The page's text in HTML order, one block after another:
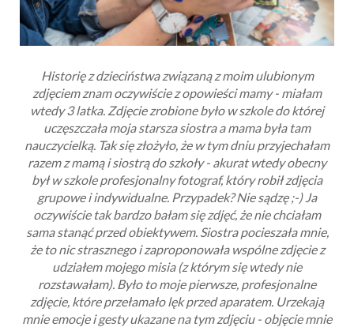
Historię z dzieciństwa związaną z moim ulubionym
zdjęciem znam oczywiście z opowieści mamy - miałam
wtedy 3 latka. Zdjęcie zrobione było w szkole do której
uczęszczała moja starsza siostra a mama była tam
nauczycielką. Tak się złożyło, że w tym dniu przyjechałam
razem z mamą i siostrą do szkoły - akurat wtedy obecny
był w szkole profesjonalny fotograf, który robił zdjęcia
grupowe i indywidualne. Przypadek? Nie sądzę ;-) Ja
oczywiście tak bardzo bałam się zdjęć, że nie chciałam
sama stanąć przed obiektywem. Siostra pocieszała mnie,
że to nic strasznego i zaproponowała wspólne zdjęcie z
udziałem mojego misia (z którym się wtedy nie
rozstawałam). Było to moje pierwsze, profesjonalne
zdjęcie, które przełamało lęk przed aparatem. Urzekają
mnie emocje i gesty ukazane na tym zdjęciu - objęcie mnie